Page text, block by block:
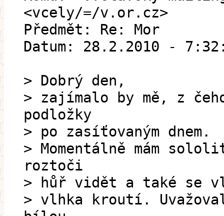
<vcely/=/v.or.cz>
Předmět: Re: Mor
Datum: 28.2.2010 -
> Dobrý den,
> zajímalo by mě, z
podložky
> po zasíťovaným dnem.
> Momentálně mám
roztoči
> hůř vidět a také se
> vlhka kroutí.